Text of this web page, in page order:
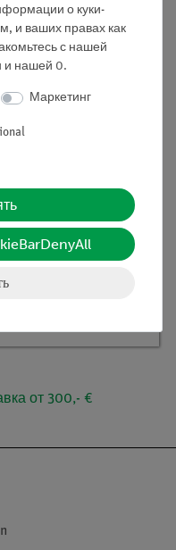
для
образцов воды
64576-10
для водных
от 300,- €
о куки-
и ваших правах как
с нашей
и нашей 0.
Маркетинг